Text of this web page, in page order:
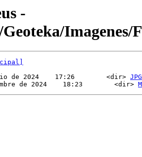
-
Imagenes/
de 2024    17:26        <dir> JPG
de 2024    18:23        <dir>